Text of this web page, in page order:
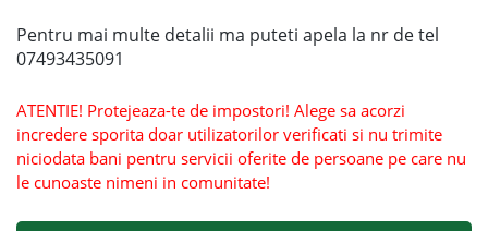
Pentru mai multe detalii ma puteti apela la nr de tel
07493435091
ATENTIE! Protejeaza-te de impostori! Alege sa acorzi
incredere sporita doar utilizatorilor verificati si nu trimite
niciodata bani pentru servicii oferite de persoane pe care nu
le cunoaste nimeni in comunitate!